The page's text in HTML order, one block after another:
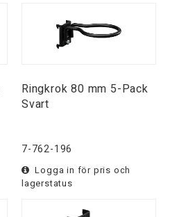
Ringkrok 80 mm 5-Pack
Svart
7-762-196
Logga in för pris och
lagerstatus